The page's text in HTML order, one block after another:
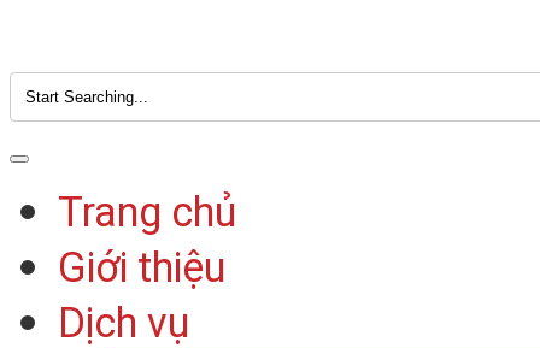
Trang chủ
Giới thiệu
Dịch vụ